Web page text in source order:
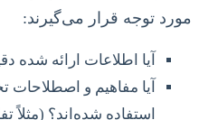
مورد توجه قرار می‌گیرند:
آیا اطلاعات ارائه شده
آیا مفاهیم و
استفاده شده‌اند؟ (مثلاً